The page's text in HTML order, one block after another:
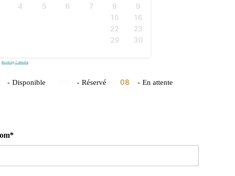
4 5 6 7 8
9
15
16
22
23
29
30
Booking Calendar
- Disponible - Réservé 08 - En attente